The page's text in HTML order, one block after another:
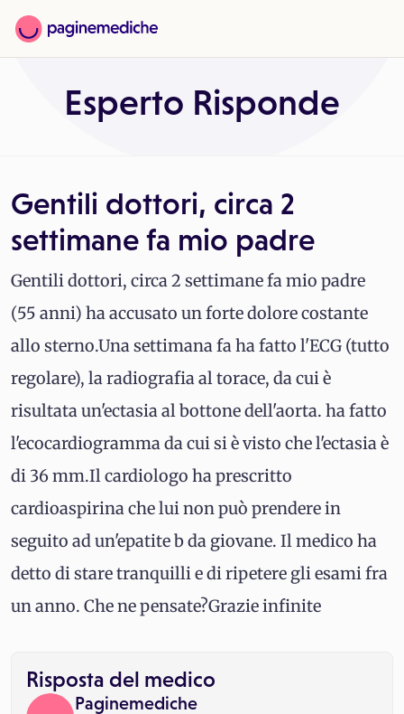
Esperto Risponde
Gentili dottori, circa 2
settimane fa mio padre
Gentili dottori, circa 2 settimane fa mio padre
(55 anni) ha accusato un forte dolore costante
allo sterno.Una settimana fa ha fatto l'ECG (tutto
regolare), la radiografia al torace, da cui è
risultata un'ectasia al bottone dell'aorta. ha fatto
l'ecocardiogramma da cui si è visto che l'ectasia è
di 36 mm.Il cardiologo ha prescritto
cardioaspirina che lui non può prendere in
seguito ad un'epatite b da giovane. Il medico ha
detto di stare tranquilli e di ripetere gli esami fra
un anno. Che ne pensate?Grazie infinite
Risposta del medico
Paginemediche